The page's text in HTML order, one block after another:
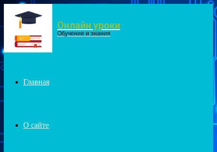
Menu Онлайн уроки
Обучение и знания
Главная
О сайте